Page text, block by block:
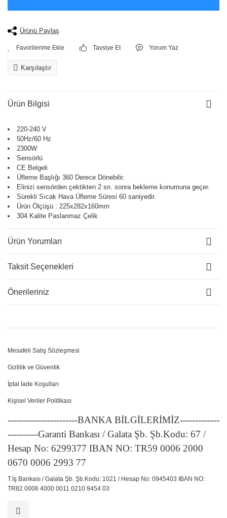
Ürünü Paylaş
Tavsiye Et Yorum Yaz
Karşılaştır
Ürün Bilgisi
220-240 V
50Hz/60 Hz
2300W
Sensörlü
CE Belgeli
Üfleme Başlığı 360 Derece Dönebilir.
Elinizi sensörden çektikten 2 sn. sonra bekleme konumuna geçer.
Sürekli Sıcak Hava Üfleme Süresi 60 saniyedir.
Ürün Ölçüşü : 225x282x160mm
304 Kalite Paslanmaz Çelik
Ürün Yorumları
Taksit Seçenekleri
Önerileriniz
Mesafeli Satış Sözleşmesi
Gizlilik ve Güvenlik
İptal İade Koşulları
Kişisel Veriler Politikası
-----------------------BANKA BİLGİLERİMİZ-------------
----------Garanti Bankası / Galata Şb. Şb.Kodu: 67 /
Hesap No: 6299377 IBAN NO: TR59 0006 2000
0670 0006 2993 77
T.İş Bankası / Galata Şb. Şb.Kodu: 1021 / Hesap No: 0945403 IBAN NO:
TR82 0006 4000 0011 0210 9454 03